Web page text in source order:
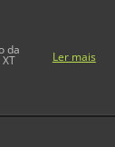
da Ler mais